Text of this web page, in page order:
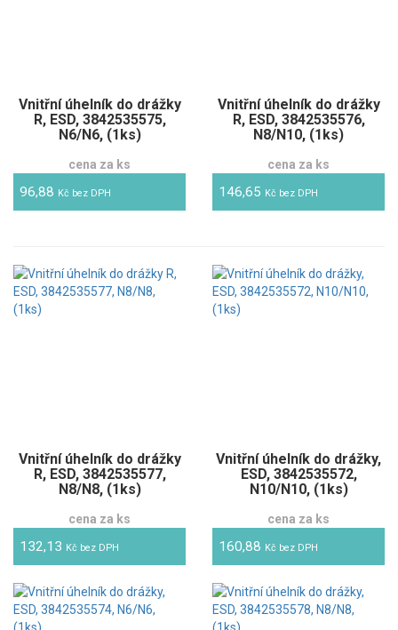
Vnitřní úhelník do drážky
R, ESD, 3842535575,
N6/N6, (1ks)
cena za ks
96,88 Kč bez DPH
Vnitřní úhelník do drážky
R, ESD, 3842535576,
N8/N10, (1ks)
cena za ks
146,65 Kč bez DPH
Vnitřní úhelník do drážky
R, ESD, 3842535577,
N8/N8, (1ks)
cena za ks
132,13 Kč bez DPH
Vnitřní úhelník do drážky,
ESD, 3842535572,
N10/N10, (1ks)
cena za ks
160,88 Kč bez DPH